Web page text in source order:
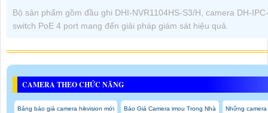
Bộ sản phẩm gồm đầu ghi DHI-NVR1104HS-S3/H, camera DH-
switch PoE 4 port mang đến giải pháp giám sát hiệu quả.
CAMERA THEO CHỨC NĂNG
Bảng báo giá camera hikvision mới Báo Giá Camera imou Trong Nhà Những